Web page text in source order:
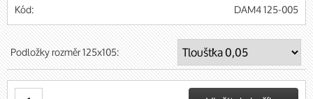
Kód:
DAM4 125-005
Podložky rozměr 125x105: